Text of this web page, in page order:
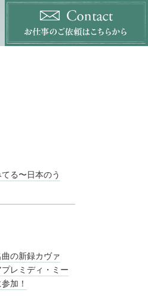
る〜日本のう
の新録カヴァ
レミディ・ミー
加！